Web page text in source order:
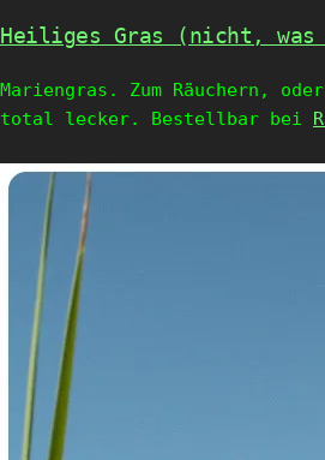
Heiliges Gras (nicht, was
Mariengras. Zum Räuchern,
total lecker. Bestellbar bei